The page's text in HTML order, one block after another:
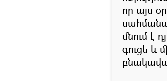
որ այս
մնում է
գուցե և